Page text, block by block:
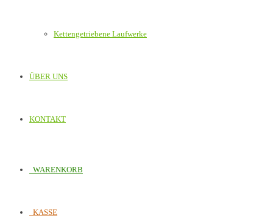
Kettengetriebene Laufwerke
ÜBER UNS
KONTAKT
WARENKORB
KASSE